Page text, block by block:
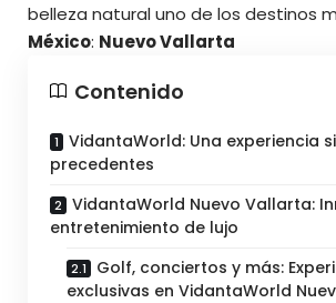
belleza natural uno de los destinos
México: Nuevo Vallarta
Contenido
VidantaWorld: Una experiencia
precedentes
VidantaWorld Nuevo Vallarta:
entretenimiento de lujo
Golf, conciertos y más:
exclusivas en VidantaWorld